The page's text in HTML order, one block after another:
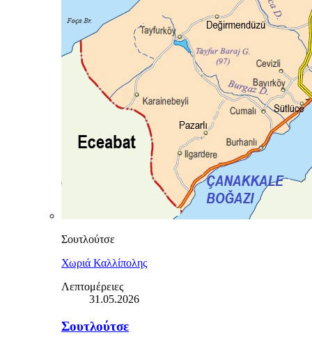
Σουτλούτσε
Χωριά Καλλίπολης
Λεπτομέρειες
31.05.2026
Σουτλούτσε